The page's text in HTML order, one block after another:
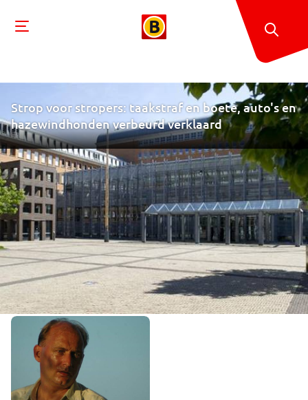
Strop voor stropers: taakstraf en boete, auto's en
hazewindhonden verbeurd verklaard